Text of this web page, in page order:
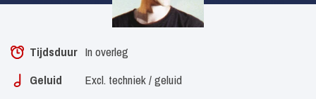
Tijdsduur In overleg
Geluid
Excl. techniek / geluid